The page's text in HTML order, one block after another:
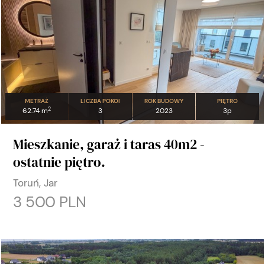
METRAŻ
62.74 m2
LICZBA POKOI
3
ROK BUDOWY
2023
PIĘTRO
3p
Mieszkanie, garaż i taras 40m2 -
ostatnie piętro.
Toruń, Jar
3 500 PLN